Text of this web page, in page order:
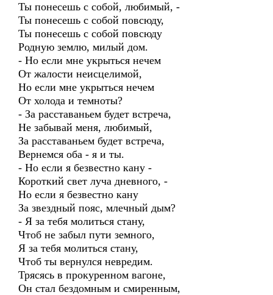
Ты понесешь с собой, любимый, -
Ты понесешь с собой повсюду,
Ты понесешь с собой повсюду
Родную землю, милый дом.
- Но если мне укрыться нечем
От жалости неисцелимой,
Но если мне укрыться нечем
От холода и темноты?
- За расставаньем будет встреча,
Не забывай меня, любимый,
За расставаньем будет встреча,
Вернемся оба - я и ты.
- Но если я безвестно кану -
Короткий свет луча дневного, -
Но если я безвестно кану
За звездный пояс, млечный дым?
- Я за тебя молиться стану,
Чтоб не забыл пути земного,
Я за тебя молиться стану,
Чтоб ты вернулся невредим.
Трясясь в прокуренном вагоне,
Он стал бездомным и смиренным,